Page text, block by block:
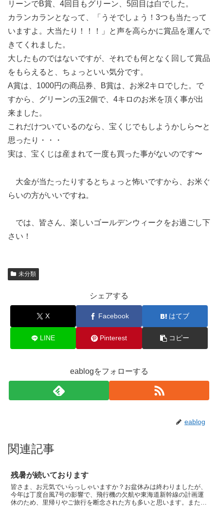
リーンでB賞、4回目もグリーン、5回目は白でした。
カランカランとなって、「うそでしょう！3つも当たって
いますよ。大当たり！！！」と声を高らかに賞品を運んで
きてくれました。
大したものではないですが、それでも何となく回して賞品
をもらえると、ちょっといい気分です。
A賞は、1000円の商品券、B賞は、お米2キロでした。で
すから、グリーンの玉2個で、4キロのお米を頂く事が出
来ました。
これだけついているのなら、宝くじでもしようかしら〜と
思ったり・・・
実は、宝くじは産まれて一度も買った事がないのです〜
大金が当たったりするとちょっと怖いですから、お米ぐ
らいの方がいいですね。
では、皆さん、楽しいゴールデンウィークをお過ごし下
さい！
未分類
シェアする
X Facebook はてブ
LINE Pinterest コピー
eablogをフォローする
eablog
関連記事
残暑が続いております
皆さま、お元気でいらっしゃいますか？お盆休みは終わりましたが、
今年は丁度台風7号の影響で、飛行機の欠航や東海道新幹線の計画運
休のため、里帰りやご旅行を断念された方も多いと思います。また、